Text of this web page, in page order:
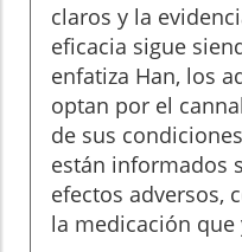
claros y la
eficacia sigue
enfatiza Han, los
optan por el
de sus
están informados
efectos adversos,
la medicación